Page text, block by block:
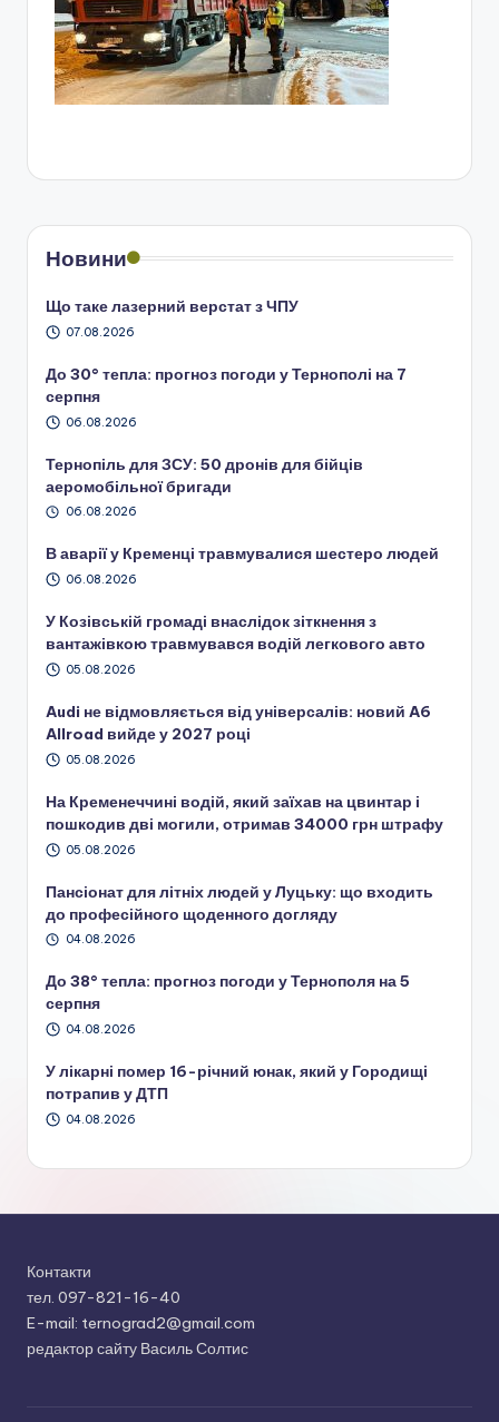
Новини
Що таке лазерний верстат з ЧПУ
07.08.2026
До 30° тепла: прогноз погоди у Тернополі на 7
серпня
06.08.2026
Тернопіль для ЗСУ: 50 дронів для бійців
аеромобільної бригади
06.08.2026
В аварії у Кременці травмувалися шестеро людей
06.08.2026
У Козівській громаді внаслідок зіткнення з
вантажівкою травмувався водій легкового авто
05.08.2026
Audi не відмовляється від універсалів: новий A6
Allroad вийде у 2027 році
05.08.2026
На Кременеччині водій, який заїхав на цвинтар і
пошкодив дві могили, отримав 34000 грн штрафу
05.08.2026
Пансіонат для літніх людей у Луцьку: що входить
до професійного щоденного догляду
04.08.2026
До 38° тепла: прогноз погоди у Тернополя на 5
серпня
04.08.2026
У лікарні помер 16-річний юнак, який у Городищі
потрапив у ДТП
04.08.2026
Контакти
тел. 097-821-16-40
E-mail: ternograd2@gmail.com
редактор сайту Василь Солтис